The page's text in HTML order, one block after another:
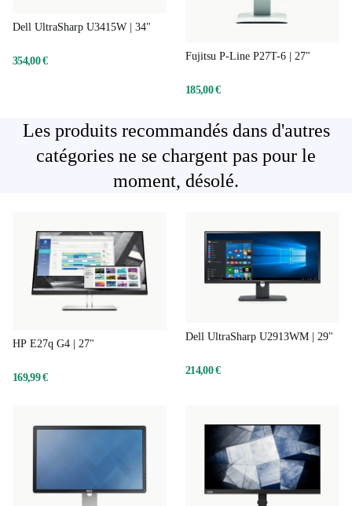
Dell UltraSharp U3415W | 34"
354,00 € Fujitsu P-Line P27T-6 | 27"
185,00 €
Les produits recommandés dans d'autres
catégories ne se chargent pas pour le
moment, désolé.
HP E27q G4 | 27"
169,99 €
Dell UltraSharp U2913WM | 29"
214,00 €